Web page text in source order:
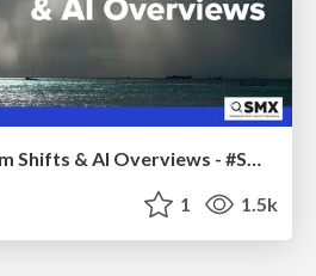
Navigating Algorithm Shifts & AI Overviews - #SMXNext
1 1.5k